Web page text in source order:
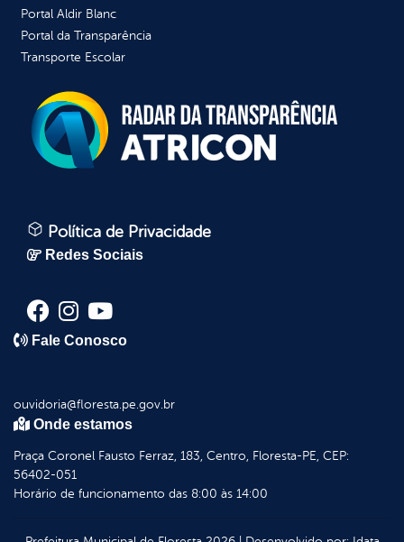
Portal Aldir Blanc
Portal da Transparência
Transporte Escolar
Política de Privacidade
Redes Sociais
Fale Conosco
ouvidoria@floresta.pe.gov.br
Onde estamos
Praça Coronel Fausto Ferraz, 183, Centro, Floresta-PE, CEP:
56402-051
Horário de funcionamento das 8:00 às 14:00